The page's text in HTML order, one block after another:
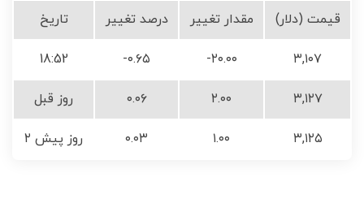
قیمت (دلار) مقدار تغییر درصد تغییر تاریخ
۳,۱۰۷ -۲۰.۰۰ -۰.۶۵ 18:52
۳,۱۲۷ ۲.۰۰ ۰.۰۶ روز قبل
۳,۱۲۵ ۱.۰۰ ۰.۰۳ ۲ روز پیش